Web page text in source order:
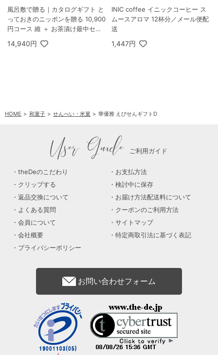
風呂敷で贈る｜カタログギフト と
っておきのニッポンを贈る 10,900
円コース 維 ＋ お茶漬け最中セッ
14,940円
INIC coffee イニックコーヒー ス
ムースアロマ 12杯分／メール便配
送
1,447円
HOME 和菓子 せんべい・米菓 華優雅 えびせんギフトD
User Guide ご利用ガイド
theDeのこだわり
お支払方法
クリップする
検討中に保存
返品交換について
お届け方法配送料について
よくある質問
クーポンのご利用方法
会員について
サイトマップ
会社概要
特定商取引法に基づく表記
プライバシーポリシー
お問い合わせフォーム